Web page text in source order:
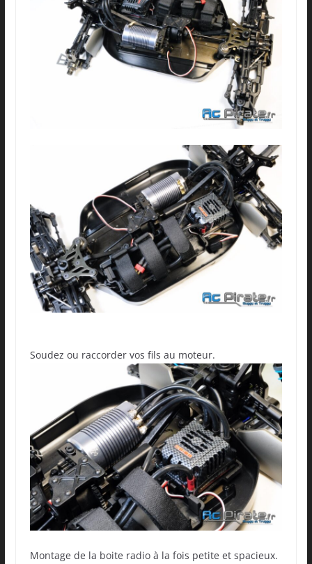
Soudez ou raccorder vos fils au moteur.
Montage de la boite radio à la fois petite et spacieux.